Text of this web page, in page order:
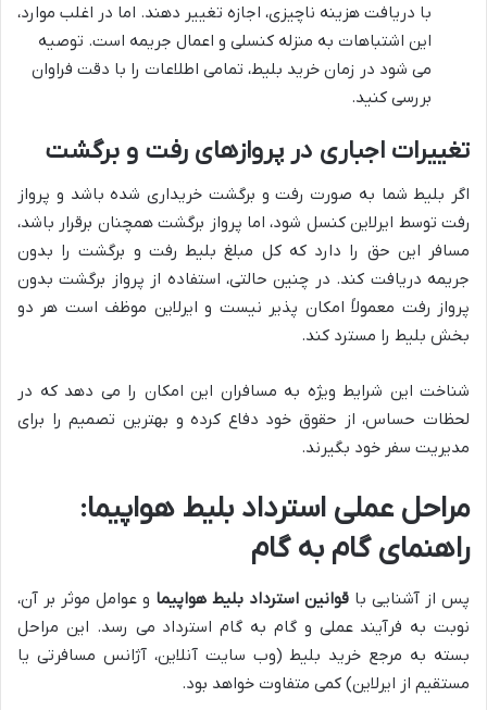
با دریافت هزینه ناچیزی، اجازه تغییر دهند. اما در اغلب موارد،
این اشتباهات به منزله کنسلی و اعمال جریمه است. توصیه
می شود در زمان خرید بلیط، تمامی اطلاعات را با دقت فراوان
بررسی کنید.
تغییرات اجباری در پروازهای رفت و برگشت
اگر بلیط شما به صورت رفت و برگشت خریداری شده باشد و پرواز
رفت توسط ایرلاین کنسل شود، اما پرواز برگشت همچنان برقرار باشد،
مسافر این حق را دارد که کل مبلغ بلیط رفت و برگشت را بدون
جریمه دریافت کند. در چنین حالتی، استفاده از پرواز برگشت بدون
پرواز رفت معمولاً امکان پذیر نیست و ایرلاین موظف است هر دو
بخش بلیط را مسترد کند.
شناخت این شرایط ویژه به مسافران این امکان را می دهد که در
لحظات حساس، از حقوق خود دفاع کرده و بهترین تصمیم را برای
مدیریت سفر خود بگیرند.
مراحل عملی استرداد بلیط هواپیما:
راهنمای گام به گام
پس از آشنایی با قوانین استرداد بلیط هواپیما و عوامل موثر بر آن،
نوبت به فرآیند عملی و گام به گام استرداد می رسد. این مراحل
بسته به مرجع خرید بلیط (وب سایت آنلاین، آژانس مسافرتی یا
مستقیم از ایرلاین) کمی متفاوت خواهد بود.